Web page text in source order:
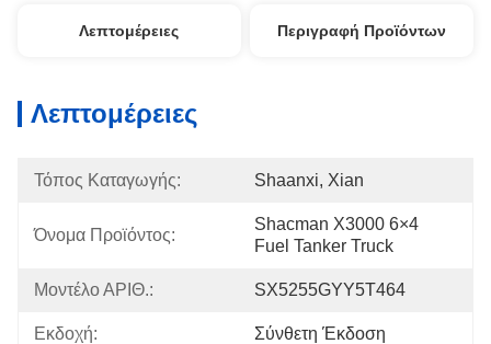
Λεπτομέρειες Περιγραφή Προϊόντων
Λεπτομέρειες
Τόπος Καταγωγής: Shaanxi, Xian
Όνομα Προϊόντος:
Shacman X3000 6×4
Fuel Tanker Truck
Μοντέλο ΑΡΙΘ.: SX5255GYY5T464
Εκδοχή: Σύνθετη Έκδοση